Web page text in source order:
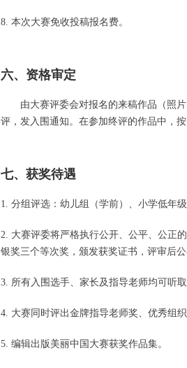
8. 本次大赛免收投稿报名费。
六、资格审定
由大赛评委会对报名的来稿作品（照片
评，发入围通知。在参加终评的作品中，
七、获奖待遇
1. 分组评选：幼儿组（学前）、小学低年
2. 大赛评委将严格执行公开、公平、公正
银奖三个等次奖，颁发获奖证书，评审后公
3. 所有入围选手、家长及指导老师均可听
4. 大赛同时评出金牌指导老师奖、优秀组
5. 编辑出版美丽中国大赛获奖作品集。